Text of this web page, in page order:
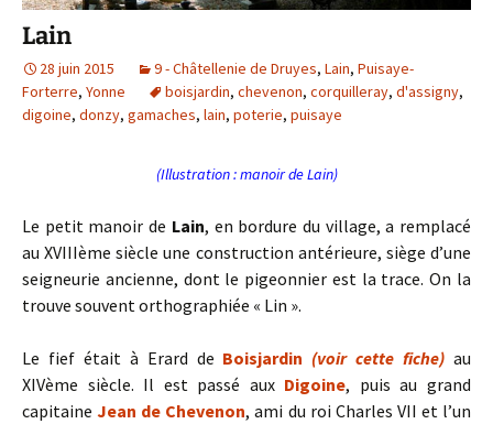
Lain
28 juin 2015 9 - Châtellenie de Druyes, Lain, Puisaye-
Forterre, Yonne boisjardin, chevenon, corquilleray, d'assigny,
digoine, donzy, gamaches, lain, poterie, puisaye
(Illustration : manoir de Lain)
Le petit manoir de Lain, en bordure du village, a remplacé
au XVIIIème siècle une construction antérieure, siège d’une
seigneurie ancienne, dont le pigeonnier est la trace. On la
trouve souvent orthographiée « Lin ».
Le fief était à Erard de Boisjardin (voir cette fiche) au
XIVème siècle. Il est passé aux Digoine, puis au grand
capitaineJean de Chevenon, ami du roi Charles VII et l’un